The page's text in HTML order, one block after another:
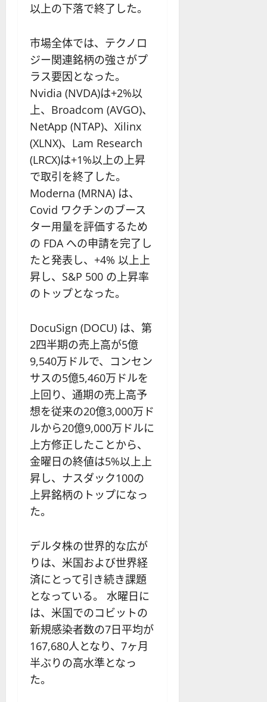
以上の下落で終了した。
市場全体では、テクノロ
ジー関連銘柄の強さがプ
ラス要因となった。
Nvidia (NVDA)は+2%以
上、Broadcom (AVGO)、
NetApp (NTAP)、Xilinx
(XLNX)、Lam Research
(LRCX)は+1%以上の上昇
で取引を終了した。
Moderna (MRNA) は、
Covid ワクチンのブース
ター用量を評価するため
の FDA への申請を完了し
たと発表し、+4% 以上上
昇し、S&P 500 の上昇率
のトップとなった。
DocuSign (DOCU) は、第
2四半期の売上高が5億
9,540万ドルで、コンセン
サスの5億5,460万ドルを
上回り、通期の売上高予
想を従来の20億3,000万ド
ルから20億9,000万ドルに
上方修正したことから、
金曜日の終値は5%以上上
昇し、ナスダック100の
上昇銘柄のトップになっ
た。
デルタ株の世界的な広が
りは、米国および世界経
済にとって引き続き課題
となっている。 水曜日に
は、米国でのコビットの
新規感染者数の7日平均が
167,680人となり、7ヶ月
半ぶりの高水準となっ
た。